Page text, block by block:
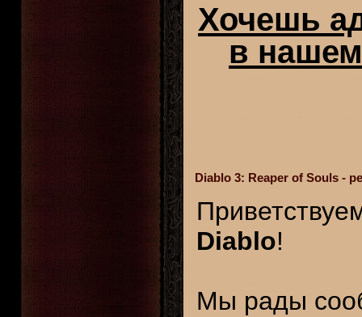
Хочешь
в
Diablo 3: Reaper of Souls -
Diablo!
Мы рады